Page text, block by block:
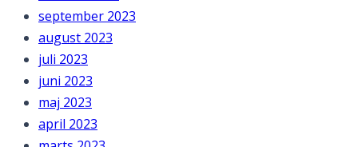
september 2023
august 2023
juli 2023
juni 2023
maj 2023
april 2023